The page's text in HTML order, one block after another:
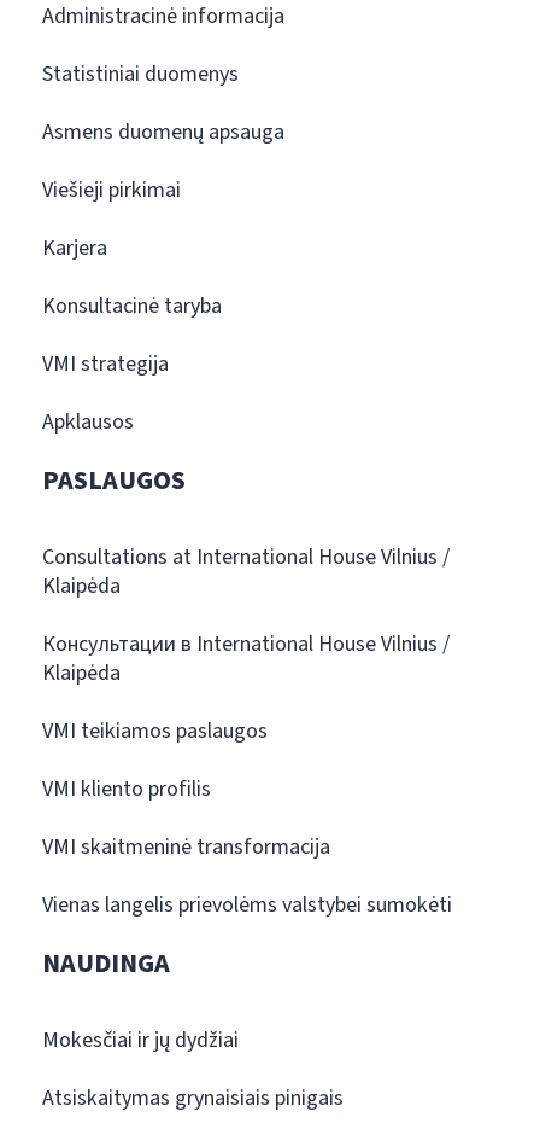
Administracinė informacija
Statistiniai duomenys
Asmens duomenų apsauga
Viešieji pirkimai
Karjera
Konsultacinė taryba
VMI strategija
Apklausos
PASLAUGOS
Consultations at International House Vilnius /
Klaipėda
Консультации в International House Vilnius /
Klaipėda
VMI teikiamos paslaugos
VMI kliento profilis
VMI skaitmeninė transformacija
Vienas langelis prievolėms valstybei sumokėti
NAUDINGA
Mokesčiai ir jų dydžiai
Atsiskaitymas grynaisiais pinigais